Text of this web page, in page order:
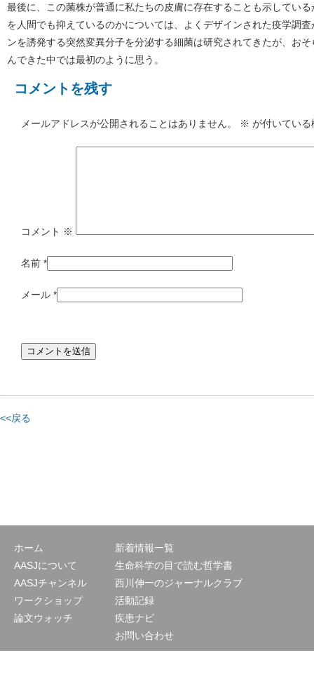
最後に、この菌株が普通に私たちの皮膚に存在することも示してい
を人間でも抑えているのかについては、よくデザインされた疫学調
ンを誘発する突然変異分子を分泌する細菌は研究されてきたが、お
んできた中では最初のように思う。
コメントを残す
メールアドレスが公開されることはありません。 ※ が付いてい
コメント ※
名前 *
メール *
<<戻る
ホーム
AASJについて
AASJチャンネル
ワークショップ
論文ウォッチ
新着情報一覧
生命科学の目で読む哲学書
西川伸一のジャーナルクラブ
活動記録
疾患ナビ
お問い合わせ